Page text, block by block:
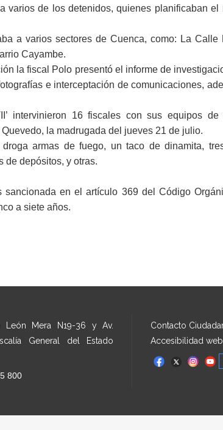
varios de los detenidos, quienes planificaban
a varios sectores de Cuenca, como: La Calle
Cayambe.
la fiscal Polo presentó el informe de
e interceptación de comunicaciones,
intervinieron 16 fiscales con sus equipos
la madrugada del jueves 21 de julio.
armas de fuego, un taco de dinamita,
de depósitos, y otras.
sancionada en el artículo 369 del Código
a siete años.
León Mera N19-36 y Av.
General del Estado
800
Contacto
Accesibilidad